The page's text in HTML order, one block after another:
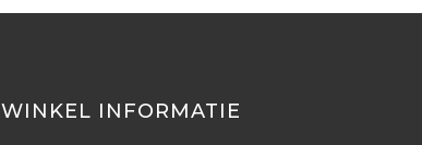
WINKEL INFORMATIE